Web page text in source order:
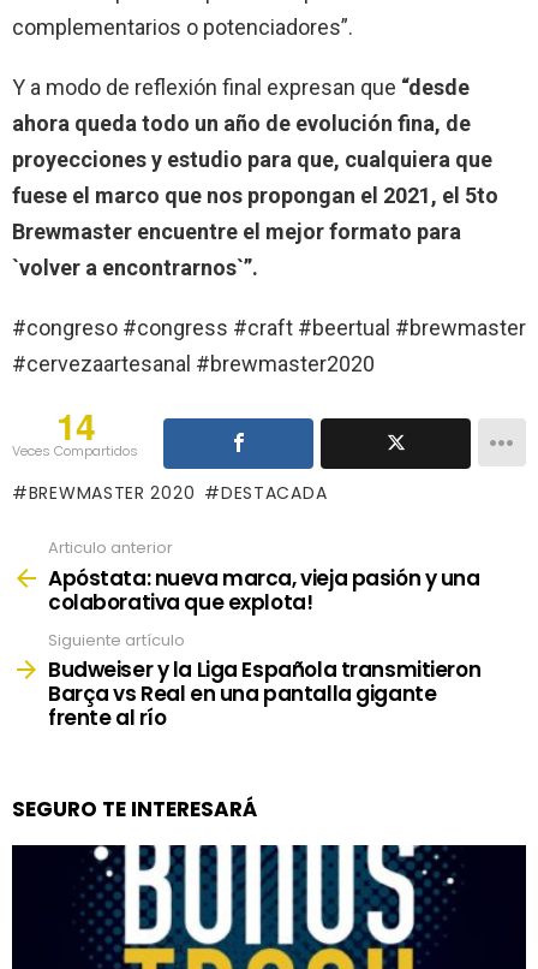
complementarios o potenciadores”.
Y a modo de reflexión final expresan que “desde
ahora queda todo un año de evolución fina, de
proyecciones y estudio para que, cualquiera que
fuese el marco que nos propongan el 2021, el 5to
Brewmaster encuentre el mejor formato para
`volver a encontrarnos`”.
#congreso #congress #craft #beertual #brewmaster
#cervezaartesanal #brewmaster2020
14
Veces Compartidos
BREWMASTER 2020 DESTACADA
more
Articulo anterior
Apóstata: nueva marca, vieja pasión y una
colaborativa que explota!
Siguiente artículo
Budweiser y la Liga Española transmitieron
Barça vs Real en una pantalla gigante
frente al río
SEGURO TE INTERESARÁ